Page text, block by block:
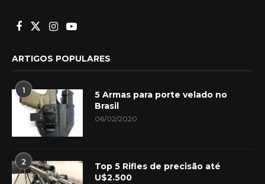
ARTIGOS POPULARES
1
5 Armas para porte velado no
Brasil
06/02/2020
2
Top 5 Rifles de precisão até
U$2.500